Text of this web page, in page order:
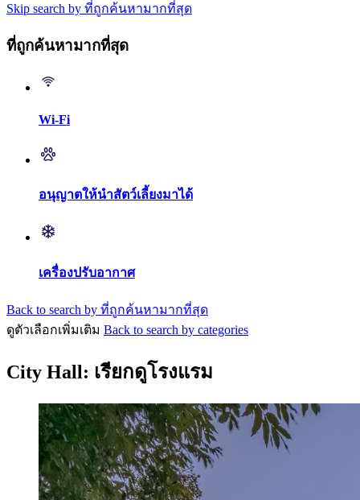
Skip search by ที่ถูกค้นหามากที่สุด
ที่ถูกค้นหามากที่สุด
Wi-Fi
อนุญาตให้นำสัตว์เลี้ยงมาได้
เครื่องปรับอากาศ
Back to search by ที่ถูกค้นหามากที่สุด
ดูตัวเลือกเพิ่มเติม Back to search by categories
City Hall: เรียกดูโรงแรม